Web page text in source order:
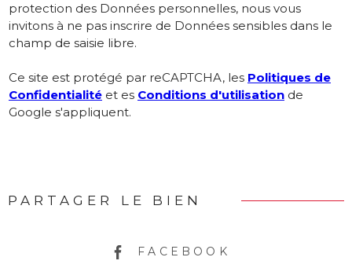
protection des Données personnelles, nous vous
invitons à ne pas inscrire de Données sensibles dans le
champ de saisie libre.
Ce site est protégé par reCAPTCHA, les Politiques de
Confidentialité et es Conditions d'utilisation de
Google s'appliquent.
PARTAGER LE BIEN
FACEBOOK